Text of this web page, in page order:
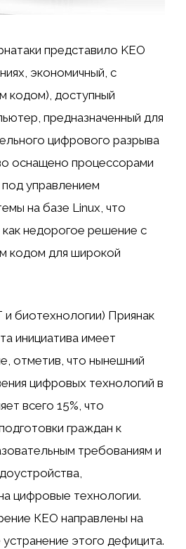
представило KEO
экономичный, с
кодом), доступный
предназначенный для
цифрового разрыва
оснащено процессорами
управлением
на базе Linux, что
недорогое решение с
кодом для широкой
биотехнологии) Приянак
инициатива имеет
отметив, что нынешний
цифровых технологий в
всего 15%, что
граждан к
требованиям и
цифровые технологии.
КЕО направлены на
этого дефицита.